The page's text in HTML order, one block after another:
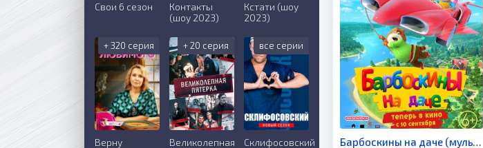
Барбоскины на даче (мультфильм 2020)
Свои 6 сезон
Контакты
(шоу 2023)
Кстати (шоу
2023)
+ 320 серия
Верну
+ 20 серия
Великолепная
все серии
Склифосовский